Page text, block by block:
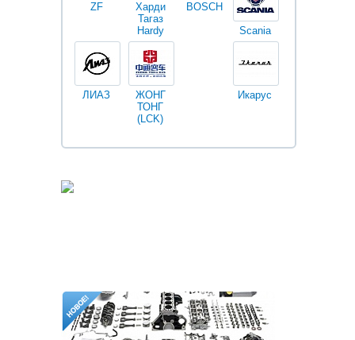
ZF
Харди
Тагаз
Hardy
BOSCH
ЛИАЗ
ЖОНГ
ТОНГ
(LCK)
Scania
Икарус